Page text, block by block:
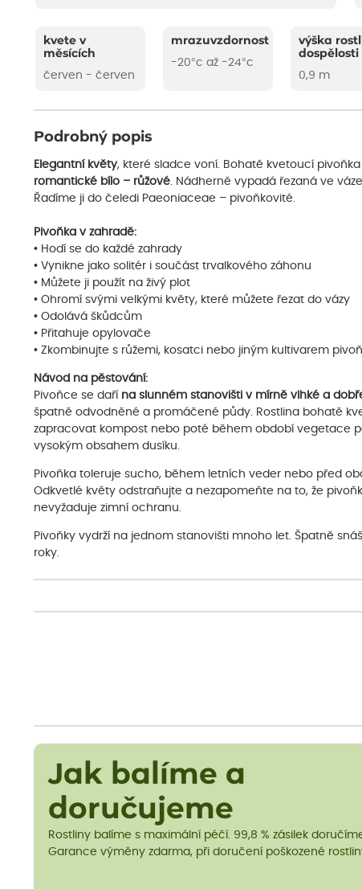
kvete v
měsících
červen - červen
mrazuvzdornost
-20°c až -24°c
výška
dospělosti
0,9 m
Podrobný popis
Elegantní květy, které sladce voní. Bohatě kvetoucí pivoňka
romantické bílo – růžové. Nádherně vypadá řezaná ve
Řadíme ji do čeledi Paeoniaceae – pivoňkovité.
Pivoňka v zahradě:
• Hodí se do každé zahrady
• Vynikne jako solitér i součást trvalkového záhonu
• Můžete ji použít na živý plot
• Ohromí svými velkými květy, které můžete řezat do vázy
• Odolává škůdcům
• Přitahuje opylovače
• Zkombinujte s růžemi, kosatci nebo jiným kultivarem
Návod na pěstování:
Pivoňce se daří na slunném stanovišti v mírně vlhké a
špatně odvodněné a promáčené půdy. Rostlina bohatě
zapracovat kompost nebo poté během období vegetace
vysokým obsahem dusíku.
Pivoňka toleruje sucho, během letních veder nebo před
Odkvetlé květy odstraňujte a nezapomeňte na to, že
nevyžaduje zimní ochranu.
Pivoňky vydrží na jednom stanovišti mnoho let. Špatně
roky.
Jak balíme a
doručujeme
Rostliny balíme s maximální péčí. 99,8 % zásilek
Garance výměny zdarma, při doručení poškozené